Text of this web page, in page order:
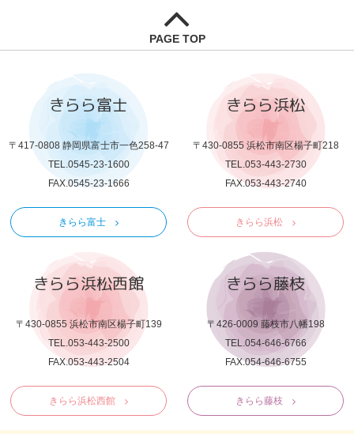
PAGE TOP
きらら富士
〒417-0808 静岡県富士市一色258-47
TEL.0545-23-1600
FAX.0545-23-1666
きらら富士
きらら浜松
〒430-0855 浜松市南区楊子町218
TEL.053-443-2730
FAX.053-443-2740
きらら浜松
きらら浜松西館
〒430-0855 浜松市南区楊子町139
TEL.053-443-2500
FAX.053-443-2504
きらら浜松西館
きらら藤枝
〒426-0009 藤枝市八幡198
TEL.054-646-6766
FAX.054-646-6755
きらら藤枝